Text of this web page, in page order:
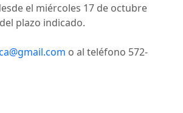
el miércoles 17 de octubre
plazo indicado.
o al teléfono 572-